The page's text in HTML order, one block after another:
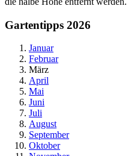
Gartentipps 2026
Januar
Februar
März
April
Mai
Juni
Juli
August
September
Oktober